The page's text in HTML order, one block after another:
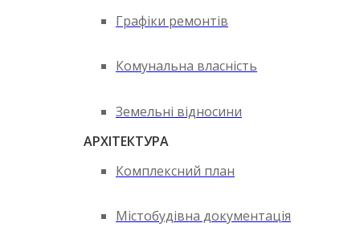
Графіки ремонтів
Комунальна власність
Земельні відносини
АРХІТЕКТУРА
Комплексний план
Містобудівна документація